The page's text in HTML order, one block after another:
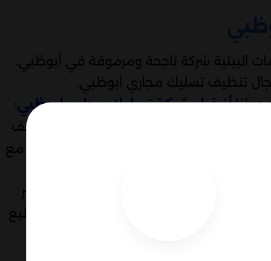
البيئية شركة ناجحة ومرموقة في أبوظبي.
تنظيف تسليك مجاري ابوظبي.
أفضل شركة تسليك مجاري ابوظبي:
الأساسي في نجاح شركتنا. نحن نعتز بتوظيف
بالمعرفة والمهارات اللازمة للتعامل مع
ودقة عالية.
والأدوات في عملنا. تنميز بتوفير
خلال استخدام المعدات المتقدمة، نستطيع
ونجاح.
متنوعة ومختلفة. لذلك، نقدم مجموعة